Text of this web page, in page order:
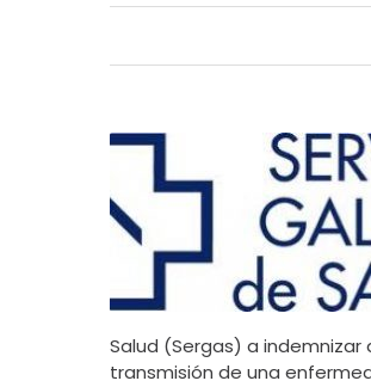
Salud (Sergas) a
transmisión de una